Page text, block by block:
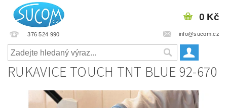
376 524 990 info@sucom.cz
0 Kč
RUKAVICE TOUCH TNT BLUE 92-670